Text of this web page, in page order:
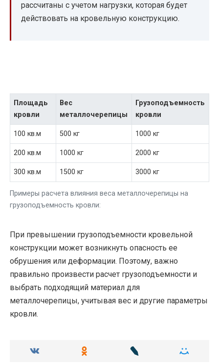
рассчитаны с учетом нагрузки, которая будет
действовать на кровельную конструкцию.
Примеры расчета влияния веса металлочерепицы на
грузоподъемность кровли:
Площадь
кровли
Вес
металлочерепицы
Грузоподъемность
кровли
100 кв.м 500 кг 1000 кг
200 кв.м 1000 кг 2000 кг
300 кв.м 1500 кг 3000 кг
При превышении грузоподъемности кровельной
конструкции может возникнуть опасность ее
обрушения или деформации. Поэтому, важно
правильно произвести расчет грузоподъемности и
выбрать подходящий материал для
металлочерепицы, учитывая вес и другие параметры
кровли.